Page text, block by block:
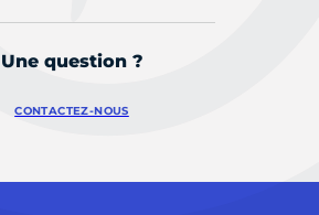
Une question ?
CONTACTEZ-NOUS